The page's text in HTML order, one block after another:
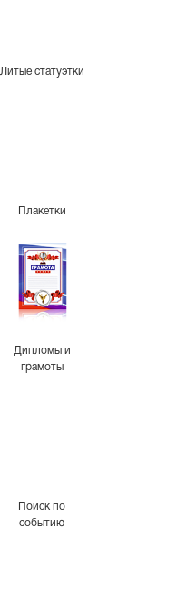
Литые статуэтки
Плакетки
Дипломы и
грамоты
Поиск по
событию